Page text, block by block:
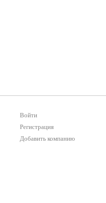
Войти
Регистрация
Добавить компанию